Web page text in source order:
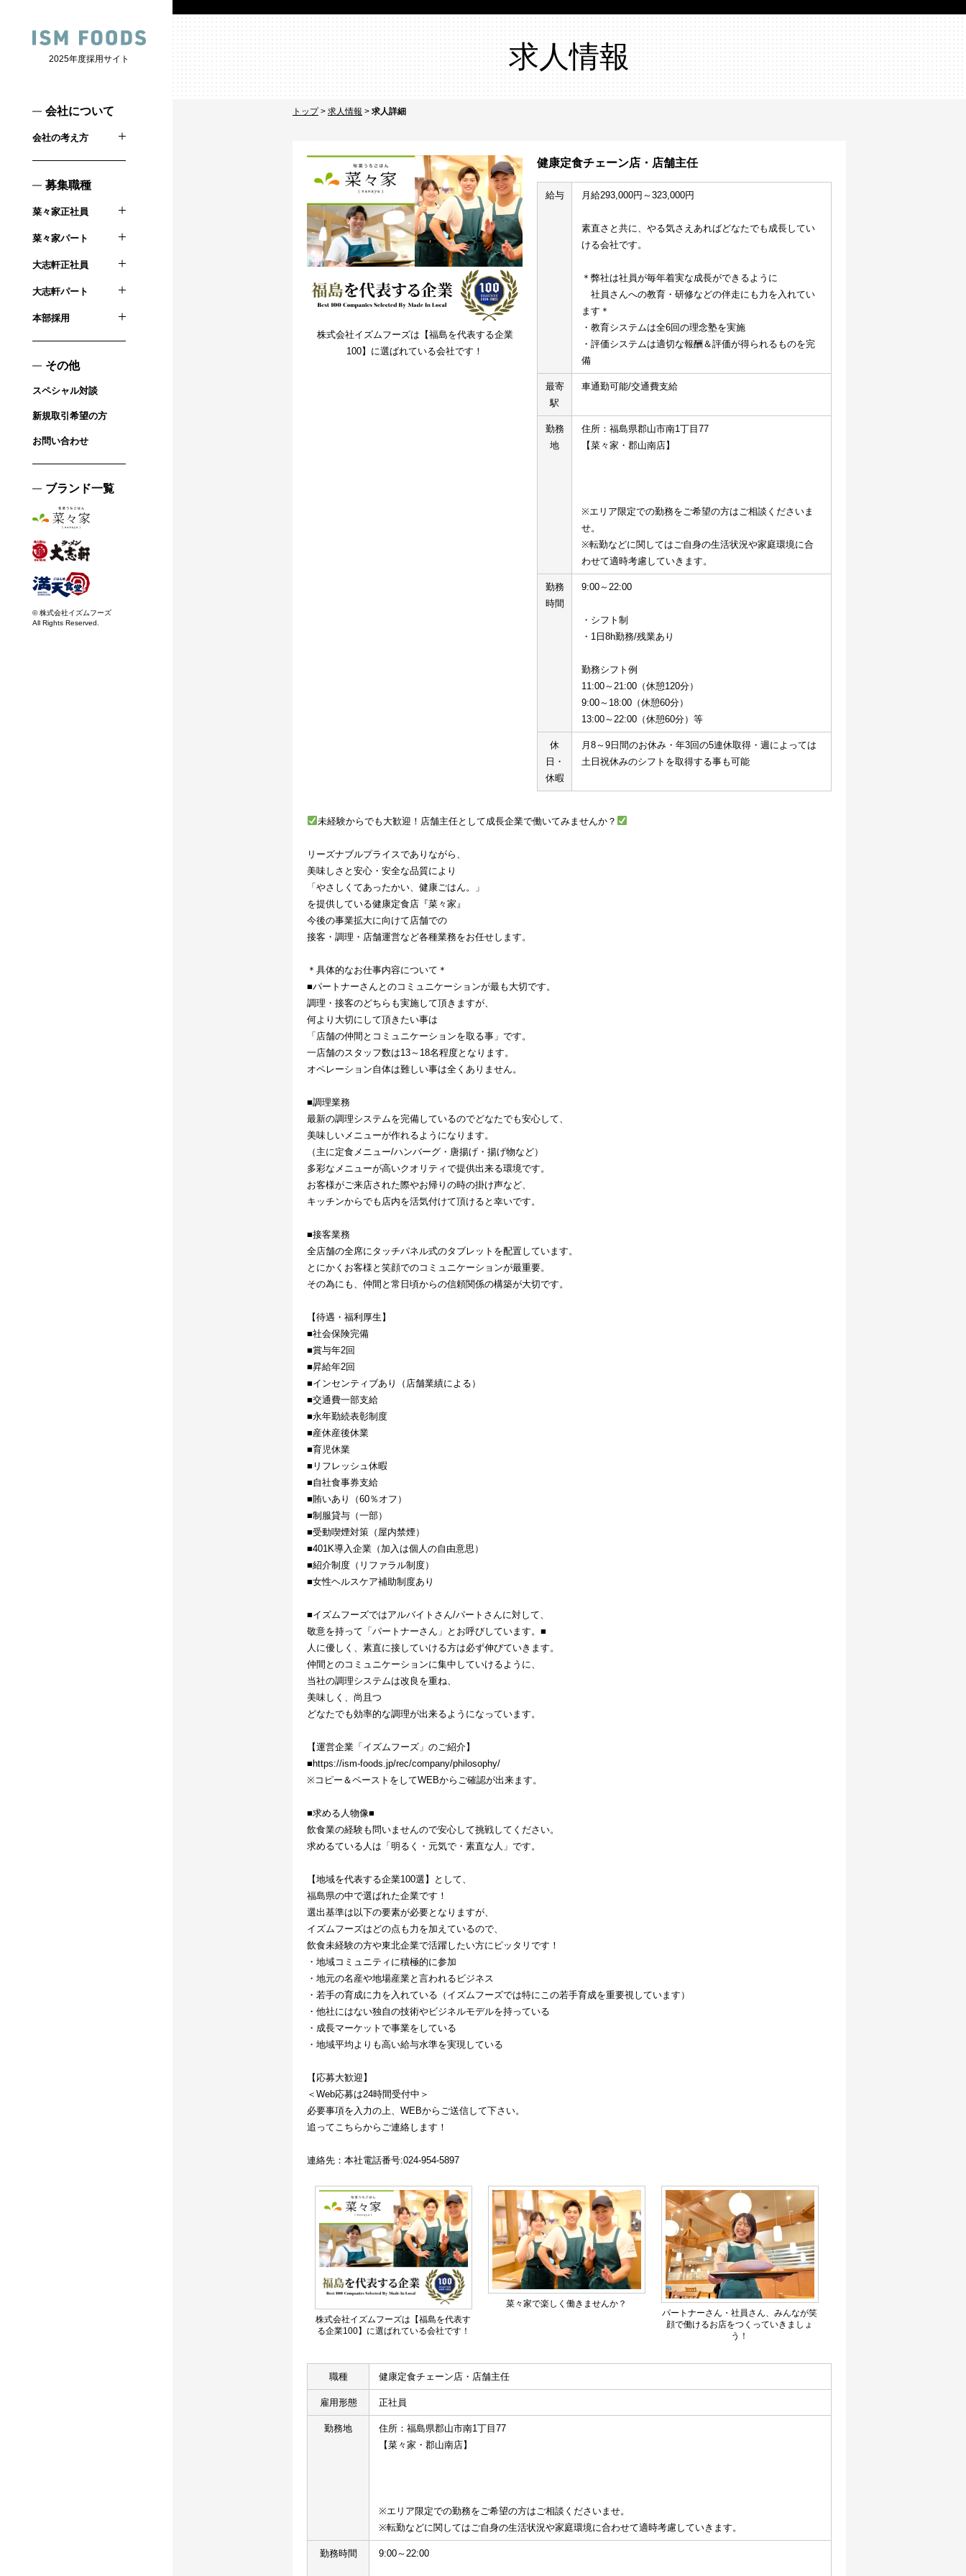
2025年度採用サイト
会社について
会社の考え方
募集職種
菜々家正社員
菜々家パート
大志軒正社員
大志軒パート
本部採用
その他
スペシャル対談
新規取引希望の方
お問い合わせ
ブランド一覧
© 株式会社イズムフーズ
All Rights Reserved.
求人情報
トップ> 求人情報 > 求人詳細
株式会社イズムフーズは【福島を代表する企業
100】に選ばれている会社です！
健康定食チェーン店・店舗主任
給与 月給293,000円～323,000円
素直さと共に、やる気さえあればどなたでも成長してい
ける会社です。
＊弊社は社員が毎年着実な成長ができるように
社員さんへの教育・研修などの伴走にも力を入れてい
ます＊
・教育システムは全6回の理念塾を実施
・評価システムは適切な報酬＆評価が得られるものを完
備
最寄
駅
車通勤可能/交通費支給
勤務
地
住所：福島県郡山市南1丁目77
【菜々家・郡山南店】
※エリア限定での勤務をご希望の方はご相談くださいま
せ。
※転勤などに関してはご自身の生活状況や家庭環境に合
わせて適時考慮していきます。
勤務
時間
9:00～22:00
・シフト制
・1日8h勤務/残業あり
勤務シフト例
11:00～21:00（休憩120分）
9:00～18:00（休憩60分）
13:00～22:00（休憩60分）等
休
日・
休暇
月8～9日間のお休み・年3回の5連休取得・週によっては
土日祝休みのシフトを取得する事も可能
未経験からでも大歓迎！店舗主任として成長企業で働いてみませんか？
リーズナブルプライスでありながら、
美味しさと安心・安全な品質により
「やさしくてあったかい、健康ごはん。」
を提供している健康定食店『菜々家』
今後の事業拡大に向けて店舗での
接客・調理・店舗運営など各種業務をお任せします。
＊具体的なお仕事内容について＊
■パートナーさんとのコミュニケーションが最も大切です。
調理・接客のどちらも実施して頂きますが、
何より大切にして頂きたい事は
「店舗の仲間とコミュニケーションを取る事」です。
一店舗のスタッフ数は13～18名程度となります。
オペレーション自体は難しい事は全くありません。
■調理業務
最新の調理システムを完備しているのでどなたでも安心して、
美味しいメニューが作れるようになります。
（主に定食メニュー/ハンバーグ・唐揚げ・揚げ物など）
多彩なメニューが高いクオリティで提供出来る環境です。
お客様がご来店された際やお帰りの時の掛け声など、
キッチンからでも店内を活気付けて頂けると幸いです。
■接客業務
全店舗の全席にタッチパネル式のタブレットを配置しています。
とにかくお客様と笑顔でのコミュニケーションが最重要。
その為にも、仲間と常日頃からの信頼関係の構築が大切です。
【待遇・福利厚生】
■社会保険完備
■賞与年2回
■昇給年2回
■インセンティブあり（店舗業績による）
■交通費一部支給
■永年勤続表彰制度
■産休産後休業
■育児休業
■リフレッシュ休暇
■自社食事券支給
■賄いあり（60％オフ）
■制服貸与（一部）
■受動喫煙対策（屋内禁煙）
■401K導入企業（加入は個人の自由意思）
■紹介制度（リファラル制度）
■女性ヘルスケア補助制度あり
■イズムフーズではアルバイトさん/パートさんに対して、
敬意を持って「パートナーさん」とお呼びしています。■
人に優しく、素直に接していける方は必ず伸びていきます。
仲間とのコミュニケーションに集中していけるように、
当社の調理システムは改良を重ね、
美味しく、尚且つ
どなたでも効率的な調理が出来るようになっています。
【運営企業「イズムフーズ」のご紹介】
■https://ism-foods.jp/rec/company/philosophy/
※コピー＆ペーストをしてWEBからご確認が出来ます。
■求める人物像■
飲食業の経験も問いませんので安心して挑戦してください。
求めるている人は「明るく・元気で・素直な人」です。
【地域を代表する企業100選】として、
福島県の中で選ばれた企業です！
選出基準は以下の要素が必要となりますが、
イズムフーズはどの点も力を加えているので、
飲食未経験の方や東北企業で活躍したい方にピッタリです！
・地域コミュニティに積極的に参加
・地元の名産や地場産業と言われるビジネス
・若手の育成に力を入れている（イズムフーズでは特にこの若手育成を重要視しています）
・他社にはない独自の技術やビジネルモデルを持っている
・成長マーケットで事業をしている
・地域平均よりも高い給与水準を実現している
【応募大歓迎】
＜Web応募は24時間受付中＞
必要事項を入力の上、WEBからご送信して下さい。
追ってこちらからご連絡します！
連絡先：本社電話番号:024-954-5897
株式会社イズムフーズは【福島を代表す
る企業100】に選ばれている会社です！
菜々家で楽しく働きませんか？
パートナーさん・社員さん、みんなが笑
顔で働けるお店をつくっていきましょ
う！
職種 健康定食チェーン店・店舗主任
雇用形態 正社員
勤務地
住所：福島県郡山市南1丁目77
【菜々家・郡山南店】
※エリア限定での勤務をご希望の方はご相談くださいませ。
※転勤などに関してはご自身の生活状況や家庭環境に合わせて適時考慮していきます。
勤務時間 9:00～22:00